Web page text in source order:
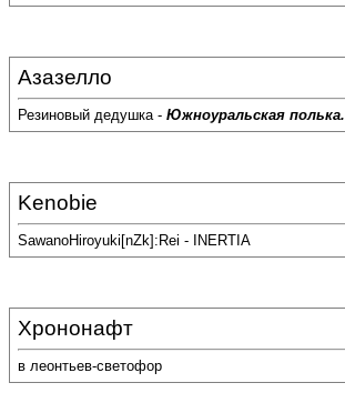
Азазелло
Резиновый дедушка - Южноуральская полька.
Kenobie
SawanoHiroyuki[nZk]:Rei - INERTIA
Хрононафт
в леонтьев-светофор